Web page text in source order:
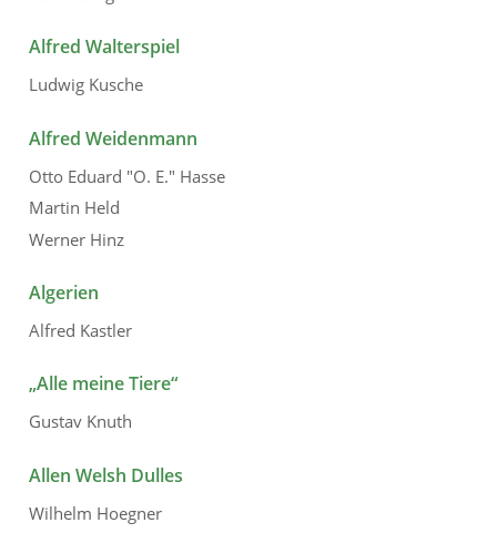
Alfred Walterspiel
Ludwig Kusche
Alfred Weidenmann
Otto Eduard "O. E." Hasse
Martin Held
Werner Hinz
Algerien
Alfred Kastler
„Alle meine Tiere“
Gustav Knuth
Allen Welsh Dulles
Wilhelm Hoegner